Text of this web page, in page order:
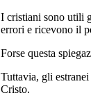
I cristiani sono utili
errori e ricevono il
Forse questa
Tuttavia, gli
Cristo.